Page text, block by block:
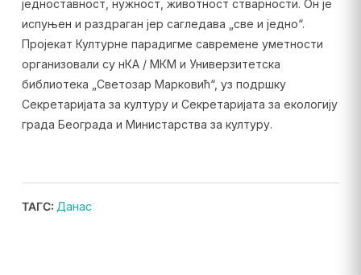
једноставност, нужност, животност стварности. Он је
испуњен и раздраган јер сагледава „све и једно“.
Пројекат Културне парадигме савремене уметности
организовали су нКА / МКМ и Универзитетска
библиотека „Светозар Марковић“, уз подршку
Секретаријата за културу и Секретаријата за екологију
града Београда и Министарства за културу.
ТАГС: Данас